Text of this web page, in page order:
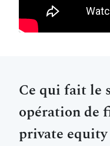
Ce qui fait le
opération de
private equity